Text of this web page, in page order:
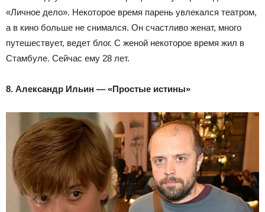
«Личное дело». Некоторое время парень увлекался театром,
а в кино больше не снимался. Он счастливо женат, много
путешествует, ведет блог. С женой некоторое время жил в
Стамбуле. Сейчас ему 28 лет.
8. Александр Ильин — «Простые истины»